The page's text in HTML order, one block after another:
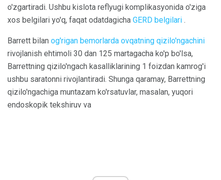
o'zgartiradi. Ushbu kislota reflyugi komplikasyonida o'ziga
xos belgilari yo'q, faqat odatdagicha GERD belgilari .
Barrett bilan og'rigan bemorlarda ovqatning qizilo'ngachini
rivojlanish ehtimoli 30 dan 125 martagacha ko'p bo'lsa,
Barrettning qizilo'ngach kasalliklarining 1 foizdan kamrog'i
ushbu saratonni rivojlantiradi. Shunga qaramay, Barrettning
qizilo'ngachiga muntazam ko'rsatuvlar, masalan, yuqori
endoskopik tekshiruv va